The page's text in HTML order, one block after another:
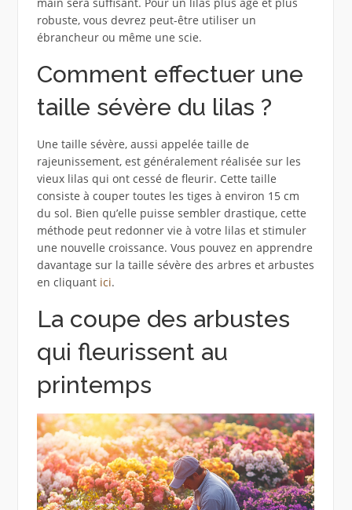
robuste, vous devrez peut-être utiliser un
ébrancheur ou même une scie.
Comment effectuer une
taille sévère du lilas ?
Une taille sévère, aussi appelée taille de
rajeunissement, est généralement réalisée sur les
vieux lilas qui ont cessé de fleurir. Cette taille
consiste à couper toutes les tiges à environ 15 cm
du sol. Bien qu’elle puisse sembler drastique, cette
méthode peut redonner vie à votre lilas et stimuler
une nouvelle croissance. Vous pouvez en apprendre
davantage sur la taille sévère des arbres et arbustes
en cliquant ici.
La coupe des arbustes
qui fleurissent au
printemps